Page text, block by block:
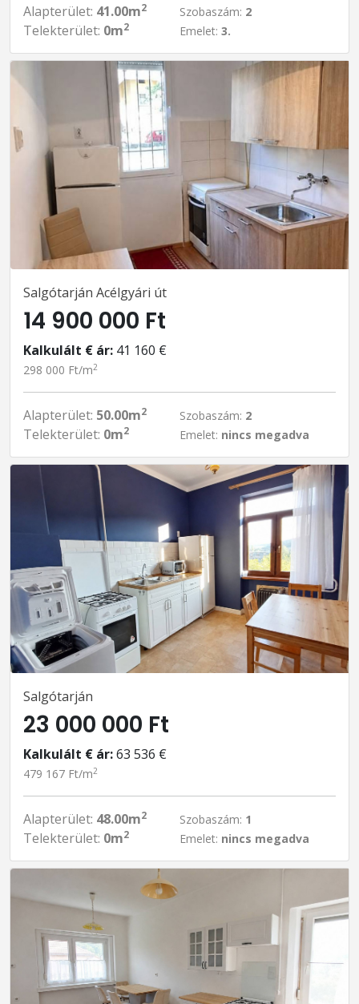
Alapterület: 41.00m2
Telekterület: 0m2
Szobaszám: 2
Emelet: 3.
Salgótarján Acélgyári út
14 900 000 Ft
Kalkulált € ár: 41 160 €
298 000 Ft/m2
Alapterület: 50.00m2
Telekterület: 0m2
Szobaszám: 2
Emelet: nincs megadva
Salgótarján
23 000 000 Ft
Kalkulált € ár:63 536 €
479 167 Ft/m2
Alapterület: 48.00m2
Telekterület: 0m2
Szobaszám: 1
Emelet: nincs megadva